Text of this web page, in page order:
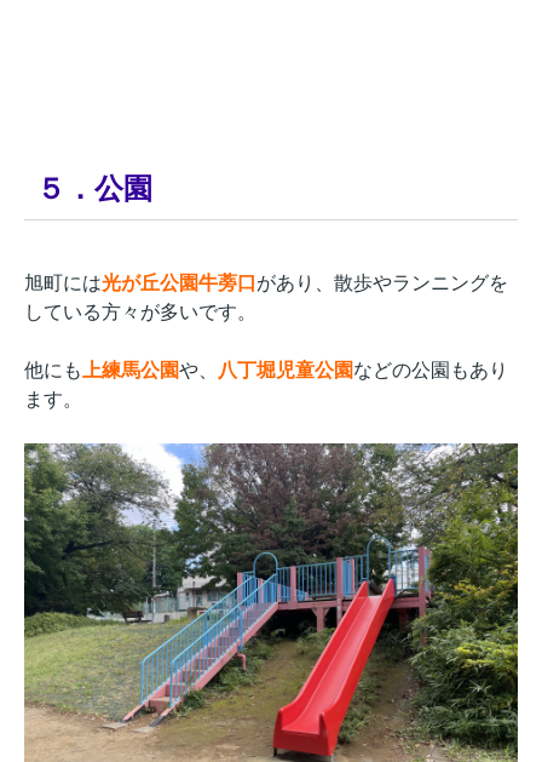
５．公園
旭町には光が丘公園牛蒡口 があり、散歩やランニングを
している方々が多いです。
他にも 上練馬公園や、 八丁堀児童公園などの公園もあり
ます。